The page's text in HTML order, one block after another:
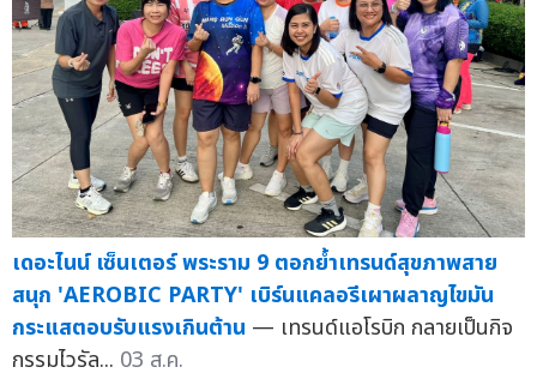
เดอะไนน์ เซ็นเตอร์ พระราม 9 ตอกย้ำเทรนด์สุขภาพสาย
สนุก 'AEROBIC PARTY' เบิร์นแคลอรีเผาผลาญไขมัน
กระแสตอบรับแรงเกินต้าน — เทรนด์แอโรบิก กลายเป็นกิจ
กรรมไวรัล... 03 ส.ค.